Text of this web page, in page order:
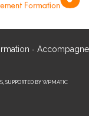
-
, SUPPORTED BY WPMATIC